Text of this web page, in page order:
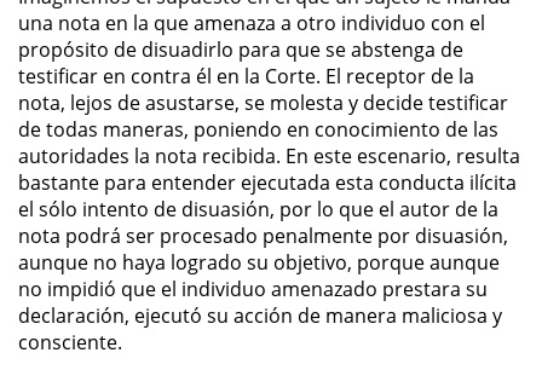
Derechos de los Padres en
Casos Juveniles
Desviación Informal Juvenil
Delitos por los cuales un Menor
puede ser Juzgado como Adulto
División de Justicia Juvenil
La Ley de los Tres Delitos y
Fuera
una nota en la que amenaza a otro individuo con el
propósito de disuadirlo para que se abstenga de
testificar en contra él en la Corte. El receptor de la
nota, lejos de asustarse, se molesta y decide testificar
de todas maneras, poniendo en conocimiento de las
autoridades la nota recibida. En este escenario, resulta
bastante para entender ejecutada esta conducta ilícita
el sólo intento de disuasión, por lo que el autor de la
nota podrá ser procesado penalmente por disuasión,
aunque no haya logrado su objetivo, porque aunque
no impidió que el individuo amenazado prestara su
declaración, ejecutó su acción de manera maliciosa y
consciente.